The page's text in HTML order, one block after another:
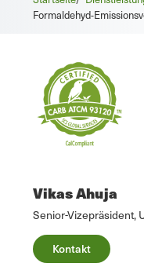
Formaldehyd-
Vikas Ahuja
Senior-Vizepräsident,
Kontakt